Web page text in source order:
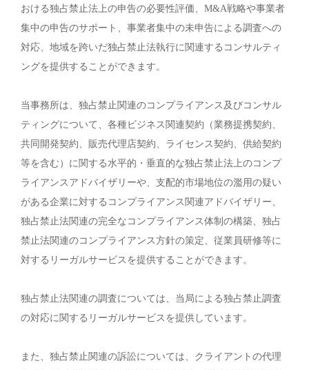
おける独占禁止法上の申告の必要性評価、M&A戦略や事業者
集中の申告のサポート、事業者集中の未申告による調査への
対応、地域を跨いだ独占禁止法執行に関連するコンサルティ
ングを提供することができます。
当事務所は、独占禁止関連のコンプライアンス及びコンサル
ティングについて、各種ビジネス関連契約（業務提携契約、
共同開発契約、販売代理店契約、ライセンス契約、供給契約
等を含む）に関する水平的・垂直的な独占禁止法上のコンプ
ライアンスアドバイザリーや、支配的市場地位の濫用の疑い
がある企業に対するコンプライアンス関連アドバイザリー、
独占禁止法関連の完全なコンプライアンス体制の構築、独占
禁止法関連のコンプライアンス方針の策定、従業員研修等に
対するリーガルサービスを提供することができます。
独占禁止法関連の調査については、当局による独占禁止調査
の対応に関するリーガルサービスを提供しています。
また、独占禁止関連の訴訟については、クライアントの代理